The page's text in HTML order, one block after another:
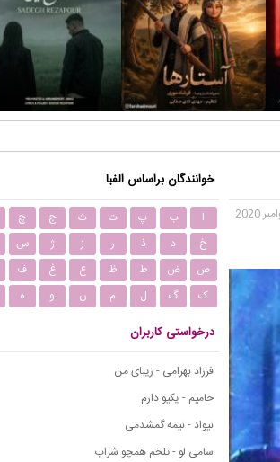
خوانندگان براساس الفبا
ا ب پ ت ث ج چ
خ
د ذ ر ز ژ س
ص
ض ط ظ ع غ ف
ک
گ ل م ن و ه
درخواستی کاربران
فرزاد بهرامی - زیبای من
حامیم - یکیو دارم
نیواد - نیمه گمشدمی
سامی لو - تلخم همچو شراب